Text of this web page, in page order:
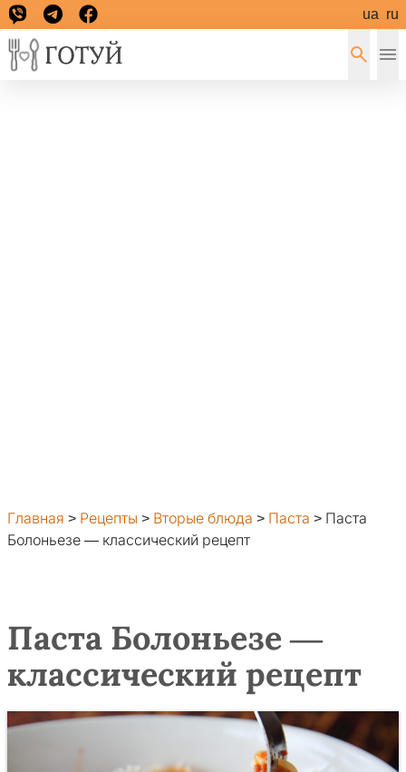
ua ru
Главная > Рецепты > Вторые блюда > Паста > Паста
Болоньезе — классический рецепт
Паста Болоньезе —
классический рецепт